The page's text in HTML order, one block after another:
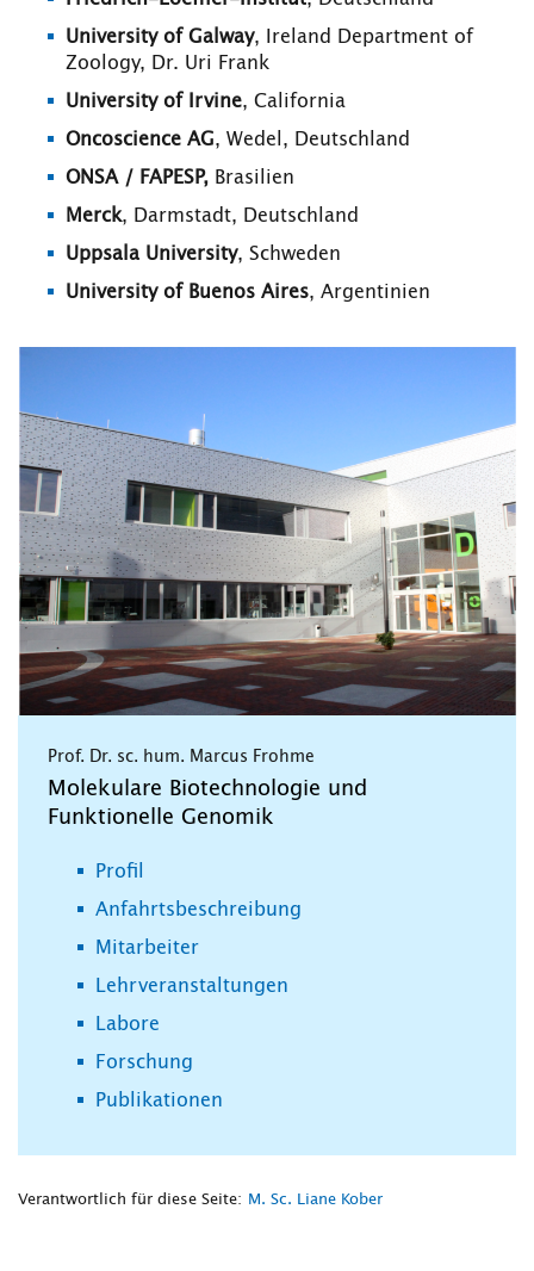
University of Galway, Ireland Department of
Zoology, Dr. Uri Frank
University of Irvine, California
Oncoscience AG, Wedel, Deutschland
ONSA / FAPESP, Brasilien
Merck, Darmstadt, Deutschland
Uppsala University, Schweden
University of Buenos Aires, Argentinien
Prof. Dr. sc. hum. Marcus Frohme
Molekulare Biotechnologie und
Funktionelle Genomik
Profil
Anfahrtsbeschreibung
Mitarbeiter
Lehrveranstaltungen
Labore
Forschung
Publikationen
Verantwortlich für diese Seite: M. Sc. Liane Kober